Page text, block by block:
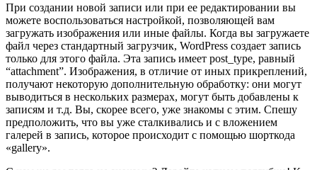
При создании новой записи или при ее редактировании вы
можете воспользоваться настройкой, позволяющей вам
загружать изображения или иные файлы. Когда вы загружаете
файл через стандартный загрузчик, WordPress создает запись
только для этого файла. Эта запись имеет post_type, равный
“attachment”. Изображения, в отличие от иных прикреплений,
получают некоторую дополнительную обработку: они могут
выводиться в нескольких размерах, могут быть добавлены к
записям и т.д. Вы, скорее всего, уже знакомы с этим. Спешу
предположить, что вы уже сталкивались и с вложением
галерей в запись, которое происходит с помощью шорткода
«gallery».